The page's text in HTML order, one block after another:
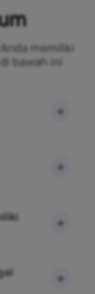
memiliki
bawah ini